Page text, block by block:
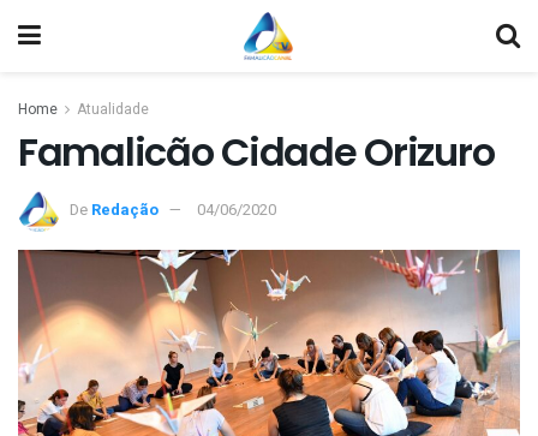
Home Atualidade
Famalicão Cidade Orizuro
De Redação 04/06/2020